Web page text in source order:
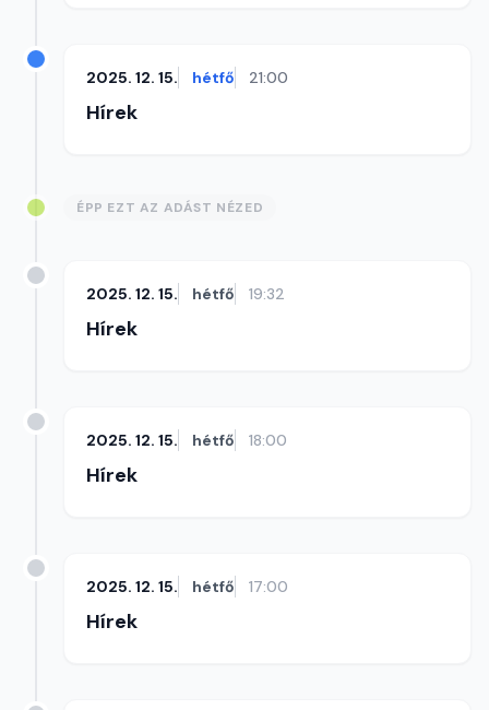
2025. 12. 15. hétfő 21:00
Hírek
ÉPP EZT AZ ADÁST NÉZED
2025. 12. 15. hétfő 19:32
Hírek
2025. 12. 15. hétfő 18:00
Hírek
2025. 12. 15. hétfő 17:00
Hírek